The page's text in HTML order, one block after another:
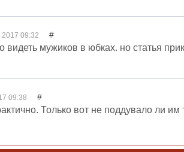
2017 09:32 #
видеть мужиков в юбках. но статья
09:38 #
Только вот не поддувало ли им